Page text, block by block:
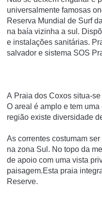
universalmente famosas
Reserva Mundial de Surf
na baía vizinha a sul.
e instalações sanitárias.
salvador e sistema SOS
A Praia dos Coxos situa-
O areal é amplo e tem
região existe diversidade
As correntes costumam
na zona Sul. No topo da
de apoio com uma vista
paisagem.Esta praia
Reserve.